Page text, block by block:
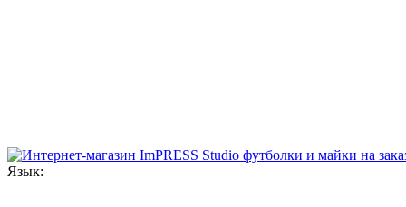
Язык: